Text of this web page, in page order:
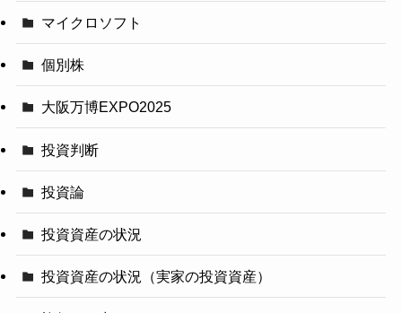
マイクロソフト
個別株
大阪万博EXPO2025
投資判断
投資論
投資資産の状況
投資資産の状況（実家の投資資産）